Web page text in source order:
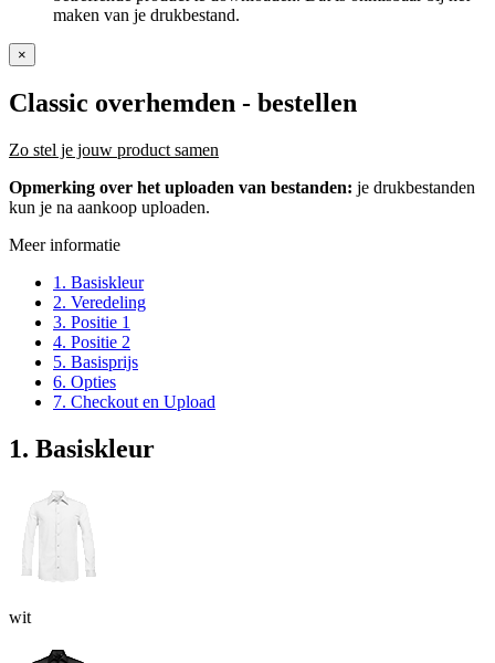
maken van je drukbestand.
×
Classic overhemden - bestellen
Zo stel je jouw product samen
Opmerking over het uploaden van bestanden: je drukbestanden
kun je na aankoop uploaden.
Meer informatie
1. Basiskleur
2. Veredeling
3. Positie 1
4. Positie 2
5. Basisprijs
6. Opties
7. Checkout en Upload
1. Basiskleur
wit